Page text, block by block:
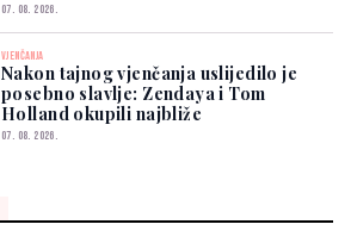
07. 08. 2026.
VJENČANJA
Nakon tajnog vjenčanja uslijedilo je
posebno slavlje: Zendaya i Tom
Holland okupili najbliže
07. 08. 2026.